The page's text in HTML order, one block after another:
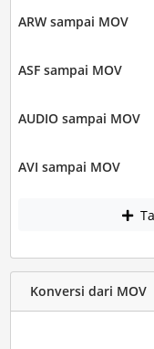
ARW sampai MOV
ASF sampai MOV
AUDIO sampai MOV
AVI sampai MOV
Konversi dari MOV